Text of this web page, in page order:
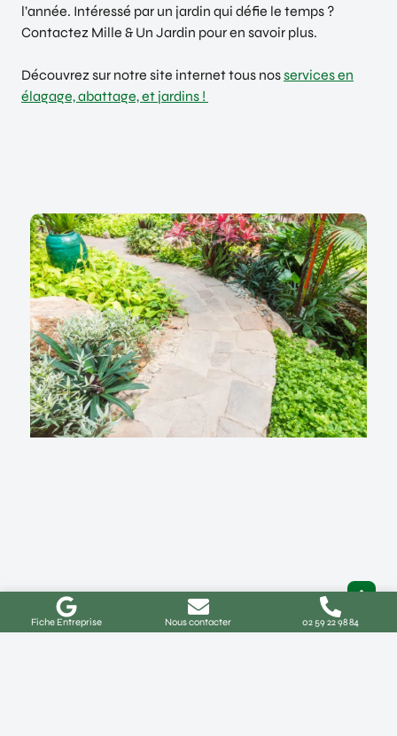
Fiche Entreprise Nous contacter 02 59 22 98 84
l’année. Intéressé par un jardin qui défie le temps ?
Contactez Mille & Un Jardin pour en savoir plus.
Découvrez sur notre site internet tous nosservices en
élagage, abattage, et jardins !
Aménagement de jardin à Buchy :